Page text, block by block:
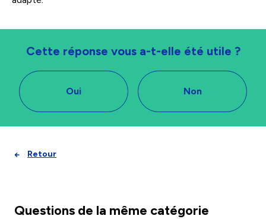
Cette réponse vous a-t-elle été utile ?
Oui Non
Retour
Questions de la même catégorie